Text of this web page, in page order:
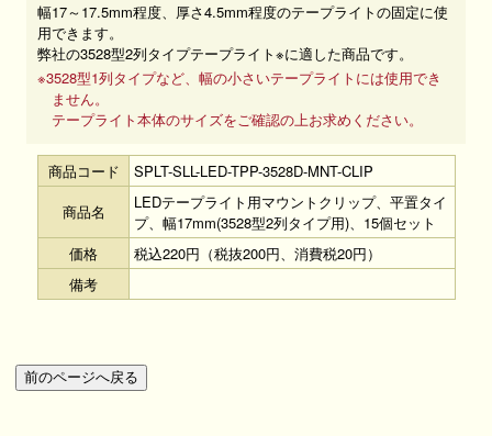
幅17～17.5mm程度、厚さ4.5mm程度のテープライトの固定に使
用できます。
弊社の3528型2列タイプテープライト※に適した商品です。
※3528型1列タイプなど、幅の小さいテープライトには使用でき
ません。
テープライト本体のサイズをご確認の上お求めください。
商品コード
SPLT-SLL-LED-TPP-3528D-MNT-CLIP
商品名
LEDテープライト用マウントクリップ、平置タイ
プ、幅17mm(3528型2列タイプ用)、15個セット
価格
税込220円（税抜200円、消費税20円）
備考